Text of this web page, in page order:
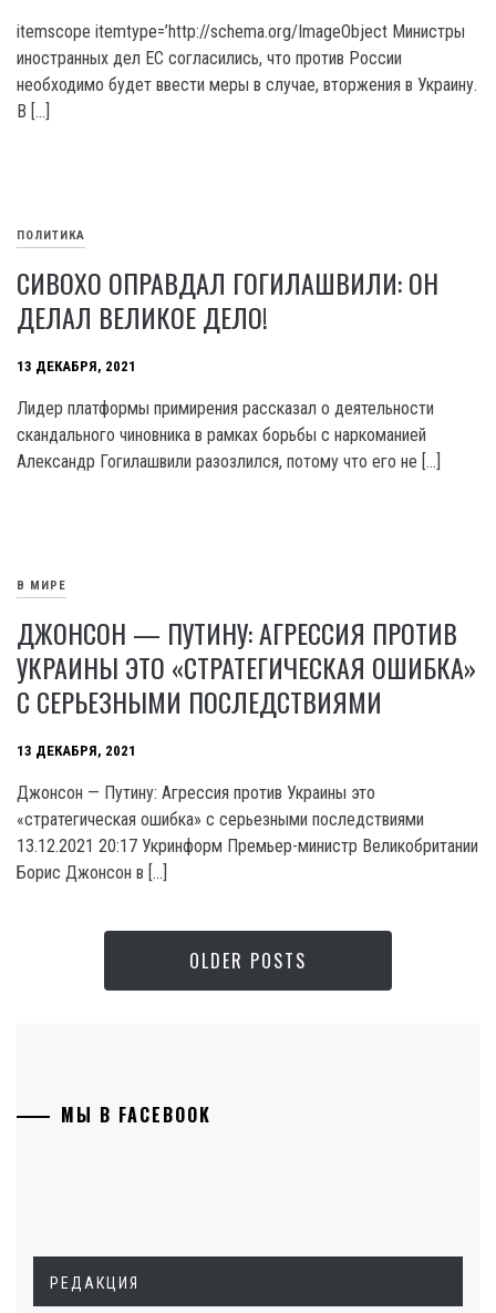
itemscope itemtype=’http://schema.org/ImageObject Министры
иностранных дел ЕС согласились, что против России
необходимо будет ввести меры в случае, вторжения в Украину.
В […]
ПОЛИТИКА
СИВОХО ОПРАВДАЛ ГОГИЛАШВИЛИ: ОН
ДЕЛАЛ ВЕЛИКОЕ ДЕЛО!
13 ДЕКАБРЯ, 2021
Лидер платформы примирения рассказал о деятельности
скандального чиновника в рамках борьбы с наркоманией
Александр Гогилашвили разозлился, потому что его не […]
В МИРЕ
ДЖОНСОН — ПУТИНУ: АГРЕССИЯ ПРОТИВ
УКРАИНЫ ЭТО «СТРАТЕГИЧЕСКАЯ ОШИБКА»
С СЕРЬЕЗНЫМИ ПОСЛЕДСТВИЯМИ
13 ДЕКАБРЯ, 2021
Джонсон — Путину: Агрессия против Украины это
«стратегическая ошибка» с серьезными последствиями
13.12.2021 20:17 Укринформ Премьер-министр Великобритании
Борис Джонсон в […]
OLDER POSTS
МЫ В FACEBOOK
РЕДАКЦИЯ